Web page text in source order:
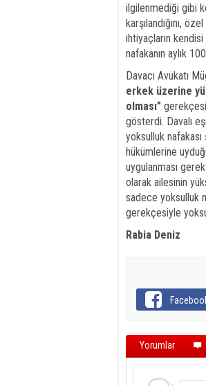
ilgilenmediği gibi
karşılandığını,
ihtiyaçların kendisi
nafakanın aylık
Davacı Avukatı
erkek üzerine
olması”
gösterdi. Davalı
yoksulluk
hükümlerine
uygulanması
olarak ailesinin
sadece yoksulluk
gerekçesiyle
Rabia Deniz
Yorumlar